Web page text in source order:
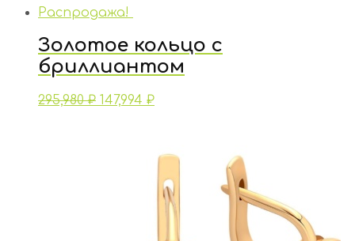
Распродажа!
Золотое кольцо с
бриллиантом
295,980₽ 147,994 ₽